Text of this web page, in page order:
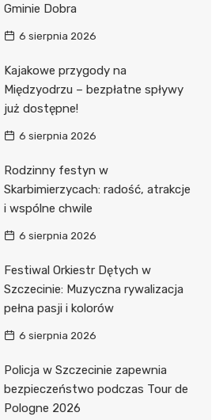
Gminie Dobra
6 sierpnia 2026
Kajakowe przygody na
Międzyodrzu – bezpłatne spływy
już dostępne!
6 sierpnia 2026
Rodzinny festyn w
Skarbimierzycach: radość, atrakcje
i wspólne chwile
6 sierpnia 2026
Festiwal Orkiestr Dętych w
Szczecinie: Muzyczna rywalizacja
pełna pasji i kolorów
6 sierpnia 2026
Policja w Szczecinie zapewnia
bezpieczeństwo podczas Tour de
Pologne 2026